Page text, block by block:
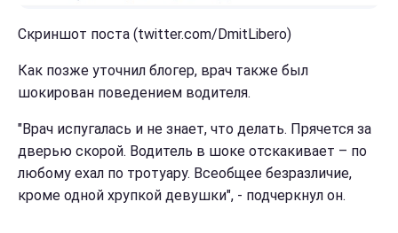
Скриншот поста (twitter.com/DmitLibero)
Как позже уточнил блогер, врач также был
шокирован поведением водителя.
"Врач испугалась и не знает, что делать. Прячется за
дверью скорой. Водитель в шоке отскакивает – по
любому ехал по тротуару. Всеобщее безразличие,
кроме одной хрупкой девушки", - подчеркнул он.